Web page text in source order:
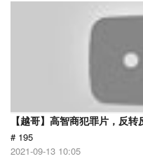
【越哥】高智商犯罪片，反
# 195
2021-09-13 10:05